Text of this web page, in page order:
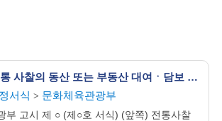
전통 사찰의 동산 또는 부동산 대여ㆍ담보 제공 허가 신청서
서식 > 문화체육관광부
부 고시 제 ○ (제○호 서식) (앞쪽) 전통사찰